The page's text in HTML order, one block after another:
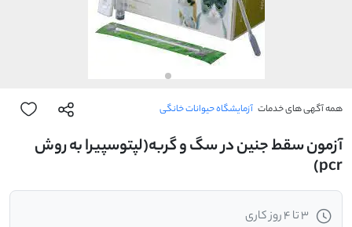
همه آگهی های خدمات آزمایشگاه حیوانات خانگی
آزمون سقط جنین در سگ و گربه(لپتوسپیرا به روش
pcr)
3 تا 4 روز کاری